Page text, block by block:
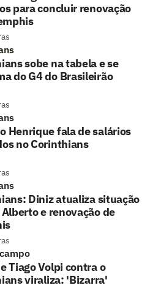
para concluir renovação
sobe na tabela e se
do G4 do Brasileirão
Henrique fala de salários
no Corinthians
Diniz atualiza situação
e renovação de
Tiago Volpi contra o
viraliza: 'Bizarra'